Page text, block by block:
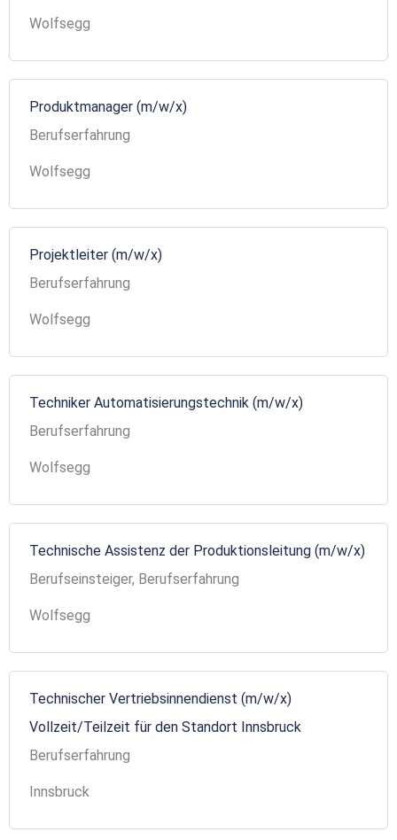
Wolfsegg
Produktmanager (m/w/x)
Berufserfahrung
Wolfsegg
Projektleiter (m/w/x)
Berufserfahrung
Wolfsegg
Techniker Automatisierungstechnik (m/w/x)
Berufserfahrung
Wolfsegg
Technische Assistenz der Produktionsleitung (m/w/x)
Berufseinsteiger, Berufserfahrung
Wolfsegg
Technischer Vertriebsinnendienst (m/w/x)
Vollzeit/Teilzeit für den Standort Innsbruck
Berufserfahrung
Innsbruck